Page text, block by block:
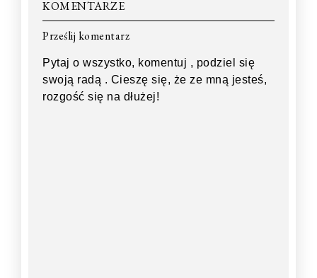
KOMENTARZE
Prześlij komentarz
Pytaj o wszystko, komentuj , podziel się
swoją radą . Cieszę się, że ze mną jesteś,
rozgość się na dłużej!